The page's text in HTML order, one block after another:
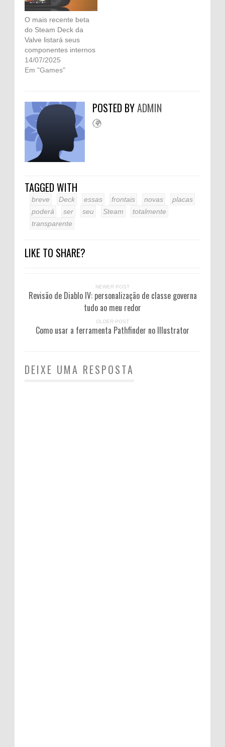
O mais recente beta
do Steam Deck da
Valve listará seus
componentes internos
14/07/2025
Em "Games"
POSTED BYADMIN
TAGGED WITH
breve Deck essas frontais novas
placas
poderá
ser seu Steam
totalmente
transparente
LIKE TO SHARE?
NEWER POST
Revisão de Diablo IV: personalização de classe governa
tudo ao meu redor
OLDER POST
Como usar a ferramenta Pathfinder no Illustrator
DEIXE UMA RESPOSTA